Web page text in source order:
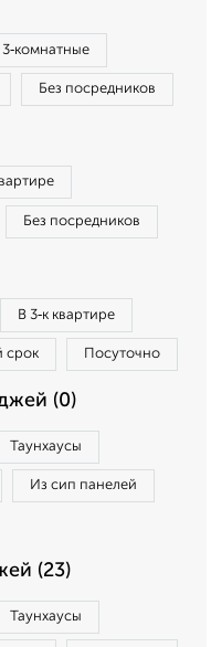
3‑комнатные
Без посредников
Без посредников
В 3‑к квартире
срок Посуточно
(0)
Таунхаусы
Из сип панелей
(23)
Таунхаусы